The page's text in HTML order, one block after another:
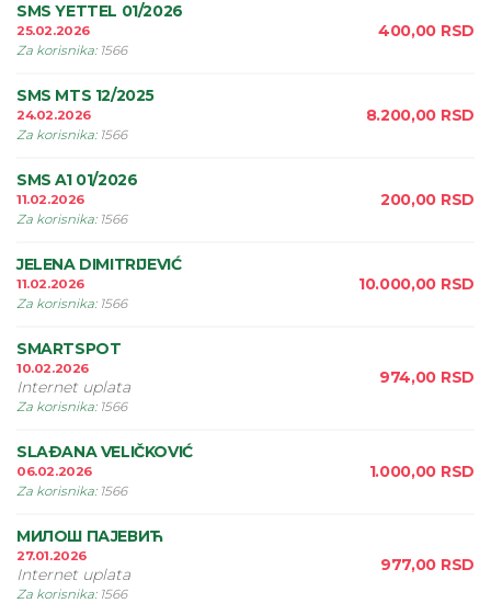
SMS YETTEL 01/2026
25.02.2026
Za korisnika: 1566
400,00 RSD
SMS MTS 12/2025
24.02.2026
Za korisnika: 1566
8.200,00 RSD
SMS A1 01/2026
11.02.2026
Za korisnika: 1566
200,00 RSD
JELENA DIMITRIJEVIĆ
11.02.2026
Za korisnika: 1566
10.000,00 RSD
SMARTSPOT
10.02.2026
Internet uplata
Za korisnika: 1566
974,00 RSD
SLAÐANA VELIČKOVIĆ
06.02.2026
Za korisnika: 1566
1.000,00 RSD
МИЛОШ ПАЈЕВИЋ
27.01.2026
Internet uplata
Za korisnika: 1566
977,00 RSD